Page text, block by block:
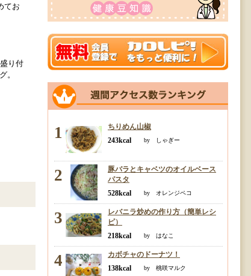
てお
り付
。
1
ちりめん山椒
243kcal
by しゃぎー
2
豚バラとキャベツのオイルベース
パスタ
528kcal
by オレンジペコ
3
レバニラ炒めの作り方（簡単レシ
ピ）
218kcal
by はなこ
4
カボチャのドーナツ！
138kcal
by 桃咲マルク